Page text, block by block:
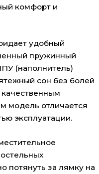
комфорт и
удобный
пружинный
(наполнитель)
сон без болей
модель отличается
эксплуатации.
потянуть за лямку на